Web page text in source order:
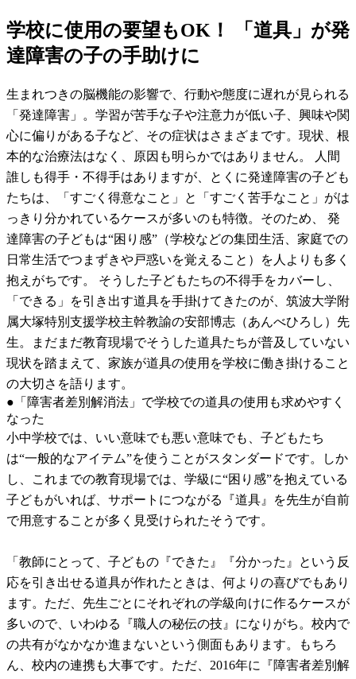
学校に使用の要望もOK！ 「道具」が発
達障害の子の手助けに
生まれつきの脳機能の影響で、行動や態度に遅れが見られる
「発達障害」。学習が苦手な子や注意力が低い子、興味や関
心に偏りがある子など、その症状はさまざまです。現状、根
本的な治療法はなく、原因も明らかではありません。 人間
誰しも得手・不得手はありますが、とくに発達障害の子ども
たちは、「すごく得意なこと」と「すごく苦手なこと」がは
っきり分かれているケースが多いのも特徴。そのため、 発
達障害の子どもは“困り感”（学校などの集団生活、家庭での
日常生活でつまずきや戸惑いを覚えること）を人よりも多く
抱えがちです。 そうした子どもたちの不得手をカバーし、
「できる」を引き出す道具を手掛けてきたのが、筑波大学附
属大塚特別支援学校主幹教諭の安部博志（あんべひろし）先
生。まだまだ教育現場でそうした道具たちが普及していない
現状を踏まえて、家族が道具の使用を学校に働き掛けること
の大切さを語ります。
●「障害者差別解消法」で学校での道具の使用も求めやすく
なった
小中学校では、いい意味でも悪い意味でも、子どもたち
は“一般的なアイテム”を使うことがスタンダードです。しか
し、これまでの教育現場では、学級に“困り感”を抱えている
子どもがいれば、サポートにつながる『道具』を先生が自前
で用意することが多く見受けられたそうです。
「教師にとって、子どもの『できた』『分かった』という反
応を引き出せる道具が作れたときは、何よりの喜びでもあり
ます。ただ、先生ごとにそれぞれの学級向けに作るケースが
多いので、いわゆる『職人の秘伝の技』になりがち。校内で
の共有がなかなか進まないという側面もあります。もちろ
ん、校内の連携も大事です。ただ、2016年に『障害者差別解